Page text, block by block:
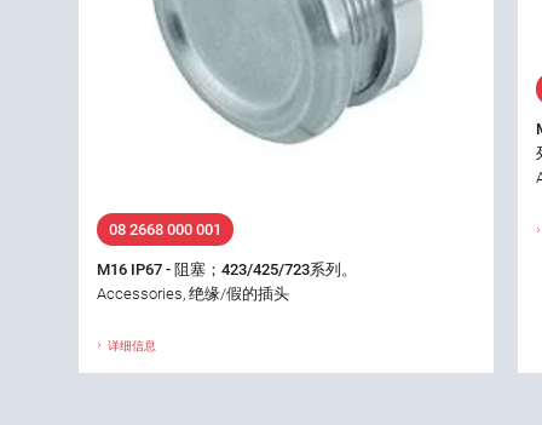
08 2668 000 001
M16 IP67 - 阻塞；423/425/723系列。
Accessories, 绝缘/假的插头
详细信息